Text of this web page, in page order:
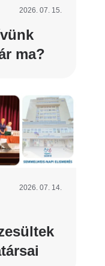
2026. 07. 15.
ma?
2026. 07. 14.